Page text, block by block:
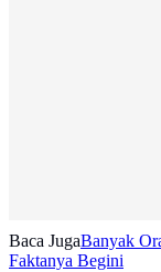
Baca JugaBanyak
Faktanya Begini